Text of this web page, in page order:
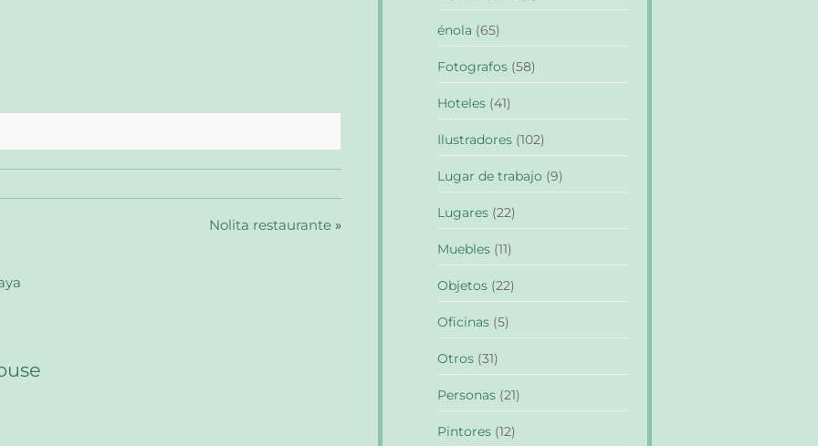
Nolita restaurante »
énola (65)
Fotografos (58)
Hoteles (41)
Ilustradores (102)
Lugar de trabajo (9)
Lugares (22)
Muebles (11)
Objetos (22)
Oficinas (5)
Otros (31)
Personas (21)
Pintores (12)